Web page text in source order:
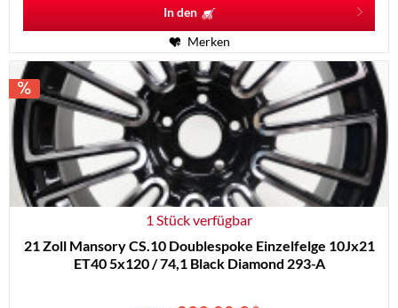
In den
Merken
1 Stück verfügbar
21 Zoll Mansory CS.10 Doublespoke Einzelfelge 10Jx21
ET40 5x120 / 74,1 Black Diamond 293-A